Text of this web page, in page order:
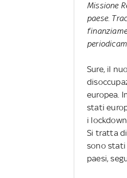
Missione
paese.
Sure, il
europea.
stati
i
Si tratta
sono stati
paesi,